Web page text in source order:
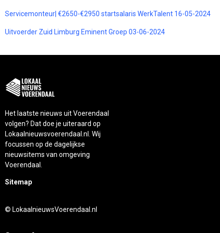
Servicemonteur| €2650-€2950 startsalaris WerkTalent 16-05-2024
Uitvoerder Zuid Limburg Eminent Groep 03-06-2024
Het laatste nieuws uit Voerendaal
volgen? Dat doe je uiteraard op
Lokaalnieuwsvoerendaal.nl. Wij
focussen op de dagelijkse
nieuwsitems van omgeving
Voerendaal.
Sitemap
© LokaalnieuwsVoerendaal.nl